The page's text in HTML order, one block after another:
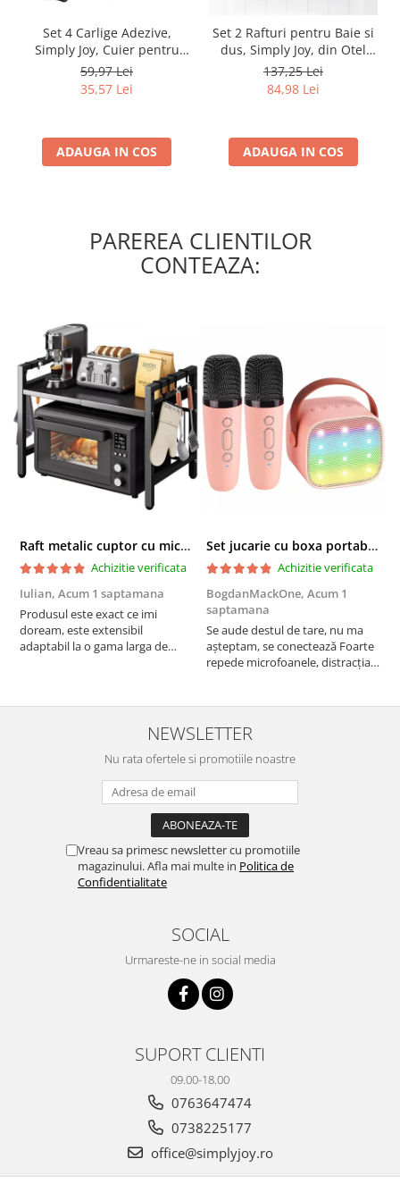
Set 4 Carlige Adezive,
Simply Joy, Cuier pentru
Prosoape din Otel
Inoxidabil, Montare Usoara
fara Gaurire, Rezistent la
Baie, Bucatarie, Usa
59,97 Lei
35,57 Lei
ADAUGA IN COS
Set 2 Rafturi pentru Baie si
dus, Simply Joy, din Otel
Inoxidabil, cu Montarea
Usoara si fara Gaurire, 32 X
12 x 6 cm, Negru
137,25 Lei
84,98 Lei
ADAUGA IN COS
PAREREA CLIENTILOR
CONTEAZA:
Raft metalic cuptor cu microunde, Simply Joy, 6 Carlige, Ajustabil, Raft Organizator extensibil, pentru bucatarie, casa, balcon, Etajera ajustabila cu 2 Niveluri, Anti Alunecare, Negru
Achizitie verificata
Iulian, Acum 1 saptamana
Produsul este exact ce imi
doream, este extensibil
adaptabil la o gama larga de
spatios, practic. Sunt multumit.
Set jucarie cu boxa portabila si 2 microfoane, Wireless, Bluetooth, Simply Joy, Karaoke, Copii si Adulti, Lumini LED RGB Dinamice, Roz
Achizitie verificata
BogdanMackOne, Acum 1
saptamana
Se aude destul de tare, nu ma
așteptam, se conectează Foarte
repede microfoanele, distracția
testul rezistenta!! Merita
NEWSLETTER
Nu rata ofertele si promotiile noastre
Vreau sa primesc newsletter cu promotiile
magazinului. Afla mai multe in Politica de
Confidentialitate
SOCIAL
Urmareste-ne in social media
SUPORT CLIENTI
09.00-18.00
0763647474
0738225177
office@simplyjoy.ro